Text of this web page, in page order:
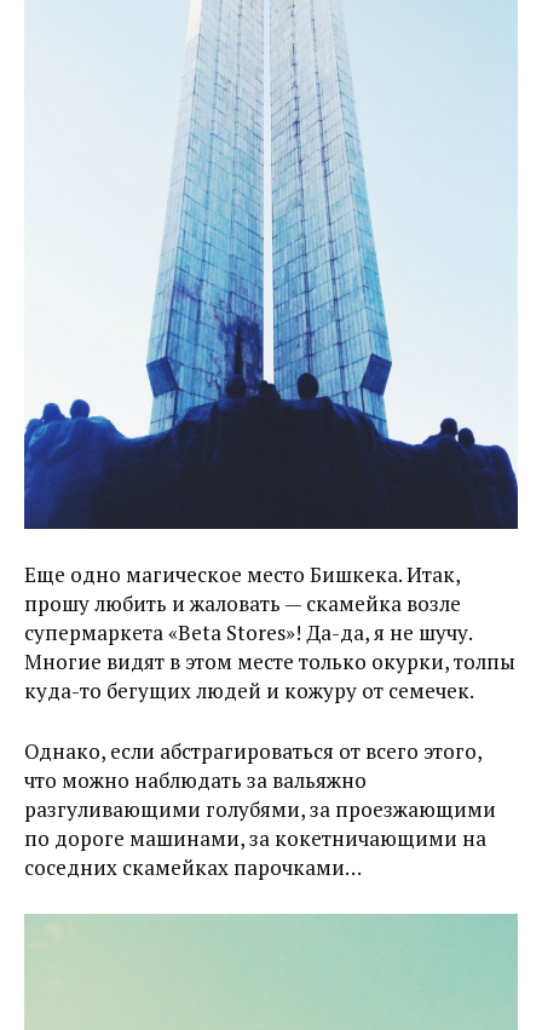
Еще одно магическое место Бишкека. Итак,
прошу любить и жаловать — скамейка возле
супермаркета «Beta Stores»! Да-да, я не шучу.
Многие видят в этом месте только окурки, толпы
куда-то бегущих людей и кожуру от семечек.
Однако, если абстрагироваться от всего этого,
что можно наблюдать за вальяжно
разгуливающими голубями, за проезжающими
по дороге машинами, за кокетничающими на
соседних скамейках парочками…